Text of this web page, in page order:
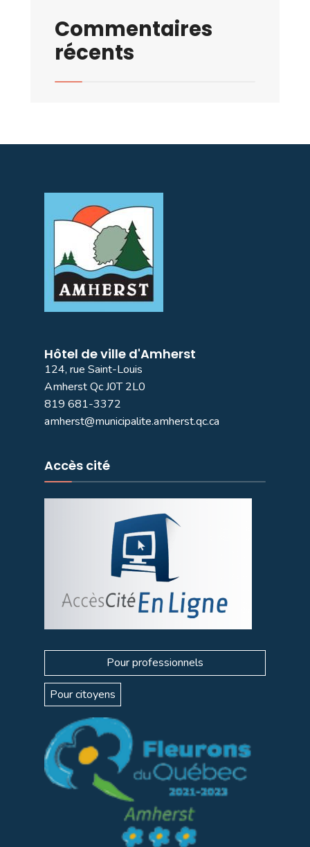
Commentaires
récents
Hôtel de ville d'Amherst
124, rue Saint-Louis
Amherst Qc J0T 2L0
819 681-3372
amherst@municipalite.amherst.qc.ca
Accès cité
Pour professionnels
Pour citoyens